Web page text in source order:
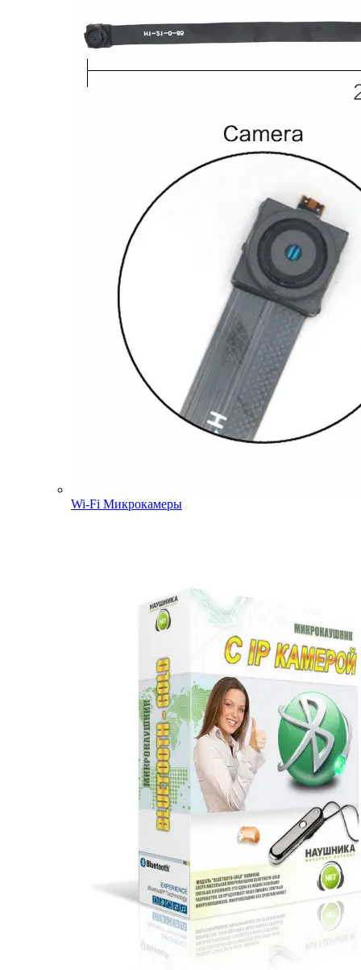
Wi-Fi Микрокамеры